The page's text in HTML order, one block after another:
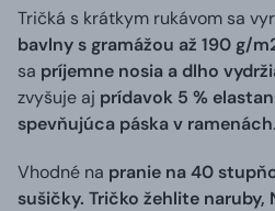
Tričká s krátkym rukávom sa
bavlny s gramážou až 190 g/
sa príjemne nosia a dlho
zvyšuje aj prídavok 5 %
spevňujúca páska v ramenách.
Vhodné na pranie na 40
sušičky. Tričko žehlite naruby,